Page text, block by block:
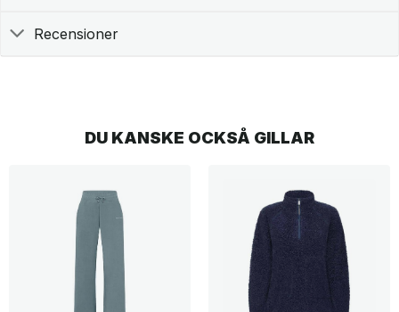
Recensioner
DU KANSKE OCKSÅ GILLAR